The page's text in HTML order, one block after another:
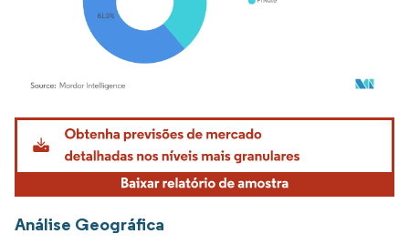
Imagem © Mordor Intelligence. O reuso requer atribuição conforme CC BY 4.0.
Análise Geográfica